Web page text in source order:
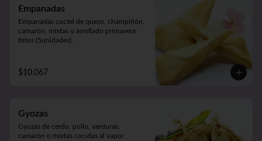
Empanadas
Empanadas coctel de queso, champiñón,
camarón, mixtas o arrollado primavera
fritos (5unidades).
$10.067
Gyozas
Gyozas de cerdo, pollo, verduras,
camarón o mixtas cocidas al vapor